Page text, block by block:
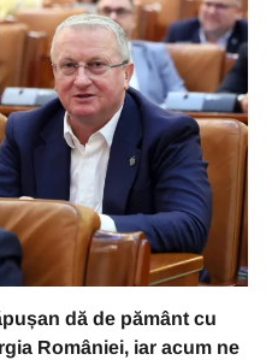
dă de pământ cu
României, iar acum ne